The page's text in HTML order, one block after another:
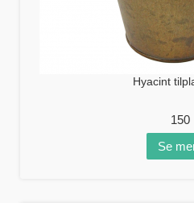
Hyacint
150
Se